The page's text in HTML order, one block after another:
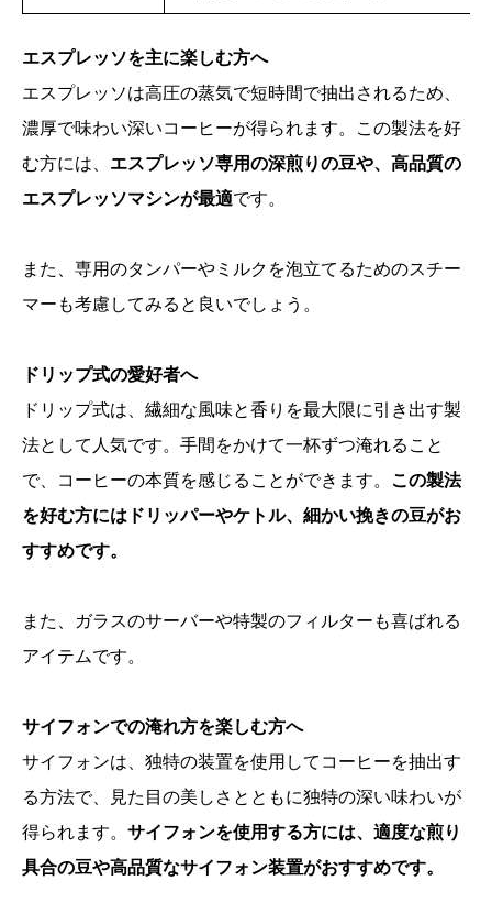
エスプレッソを主に楽しむ方へ
エスプレッソは高圧の蒸気で短時間で抽出されるため、
濃厚で味わい深いコーヒーが得られます。この製法を好
む方には、 エスプレッソ専用の深煎りの豆や、高品質の
エスプレッソマシンが最適です。
また、専用のタンパーやミルクを泡立てるためのスチー
マーも考慮してみると良いでしょう。
ドリップ式の愛好者へ
ドリップ式は、繊細な風味と香りを最大限に引き出す製
法として人気です。手間をかけて一杯ずつ淹れること
で、コーヒーの本質を感じることができます。 この製法
を好む方にはドリッパーやケトル、細かい挽きの豆がお
すすめです。
また、ガラスのサーバーや特製のフィルターも喜ばれる
アイテムです。
サイフォンでの淹れ方を楽しむ方へ
サイフォンは、独特の装置を使用してコーヒーを抽出す
る方法で、見た目の美しさとともに独特の深い味わいが
得られます。 サイフォンを使用する方には、適度な煎り
具合の豆や高品質なサイフォン装置がおすすめです。